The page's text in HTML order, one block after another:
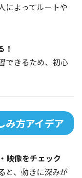
によってルートや
！
できるため、初心
み方アイデア
映像をチェック
と、動きに深みが